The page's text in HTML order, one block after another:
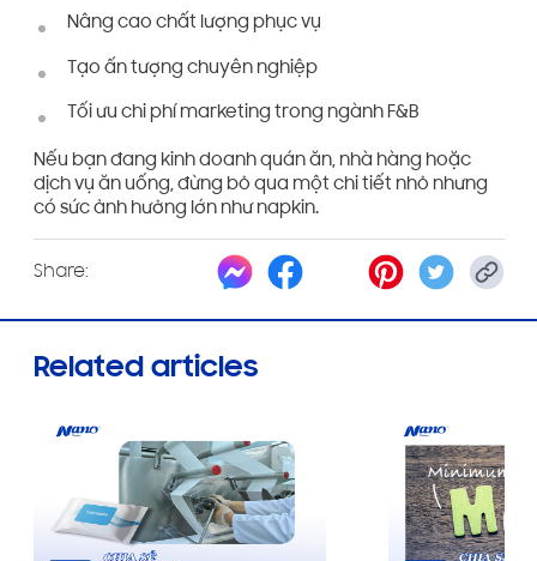
Nâng cao chất lượng phục vụ
Tạo ấn tượng chuyên nghiệp
Tối ưu chi phí marketing trong ngành F&B
Nếu bạn đang kinh doanh quán ăn, nhà hàng hoặc
dịch vụ ăn uống, đừng bỏ qua một chi tiết nhỏ nhưng
có sức ảnh hưởng lớn như napkin.
Share:
Related articles